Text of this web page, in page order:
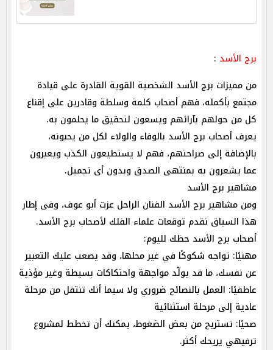
برج الأسد :
من مميزات برج الأسد الشخصية القوية القادرة على قيادة
مجتمع بأكمله، فهم أصحاب كلمة وسلطة وقادرين على إقناع
كل من حولهم بآرائهم ويسعون لتحقيق ما يحلمون به.
يعرف أصحاب برج الأسد بالوفاء والولاء لكل من يحبونه،
بالإضافة إلى صراحتهم، فهم لا يستطيعون الكذب ويعبرون
عما يشعرون به بمنتهى الصدق وبدون أى تجميل.
مشاهير برج الأسد
ومن مشاهير برج الأسد الفنان الراحل عزت أبو عوف، وفى إطار
هذا السياق نقدم توقعات علماء الفلك ‏لأصحاب برج الأسد.‎
أصحاب برج الأسد حظك لليوم:
مهنيًا: تواجه شكوكًا في غير محلها، وقد يصعب عليك التعبير
عن نفسك، ما قد يولّد مواجهة واحتكاكات بسيطة وغير مؤذية
عاطفيًا: العمل بالنصائح ضروري ولا سيما أنك تنتقل من مرحلة
عادية إلى مرحلة استثنائية
صحيًا: تستريح من بعض الضغوط، يمكنك أن تخطط لمشروع
ترفيهي يريحك أكثر.